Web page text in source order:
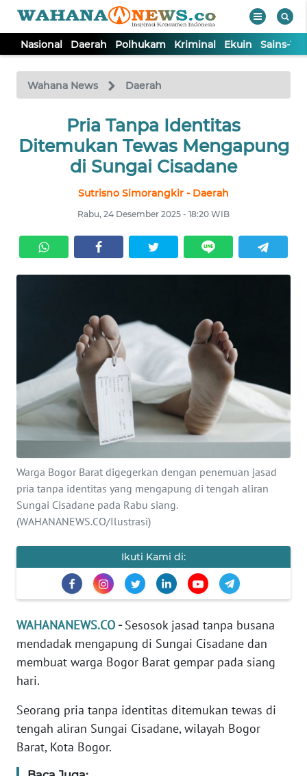
Nasional Daerah Polhukam Kriminal Ekuin Sains-
Wahana News Daerah
Pria Tanpa Identitas
Ditemukan Tewas Mengapung
di Sungai Cisadane
Sutrisno Simorangkir - Daerah
Rabu, 24 Desember 2025 - 18:20 WIB
Warga Bogor Barat digegerkan dengan penemuan jasad
pria tanpa identitas yang mengapung di tengah aliran
Sungai Cisadane pada Rabu siang.
(WAHANANEWS.CO/Ilustrasi)
Ikuti Kami di:
WAHANANEWS.CO -Sesosok jasad tanpa busana
mendadak mengapung di Sungai Cisadane dan
membuat warga Bogor Barat gempar pada siang
hari.
Seorang pria tanpa identitas ditemukan tewas di
tengah aliran Sungai Cisadane, wilayah Bogor
Barat, Kota Bogor.
TV
Tutup
NASIONAL
KRIMINAL
EKUIN
KESEHATAN
INTERNASIONAL
SERBA-SERBI
PENDIDIKAN
OLAHRAGA
OPINI
EDITORIAL
Informasi
INDEKS
BERITA
KAMI
INFO